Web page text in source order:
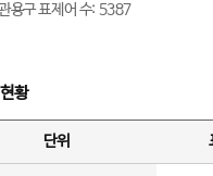
용구 표제어 수: 5387
황
단위